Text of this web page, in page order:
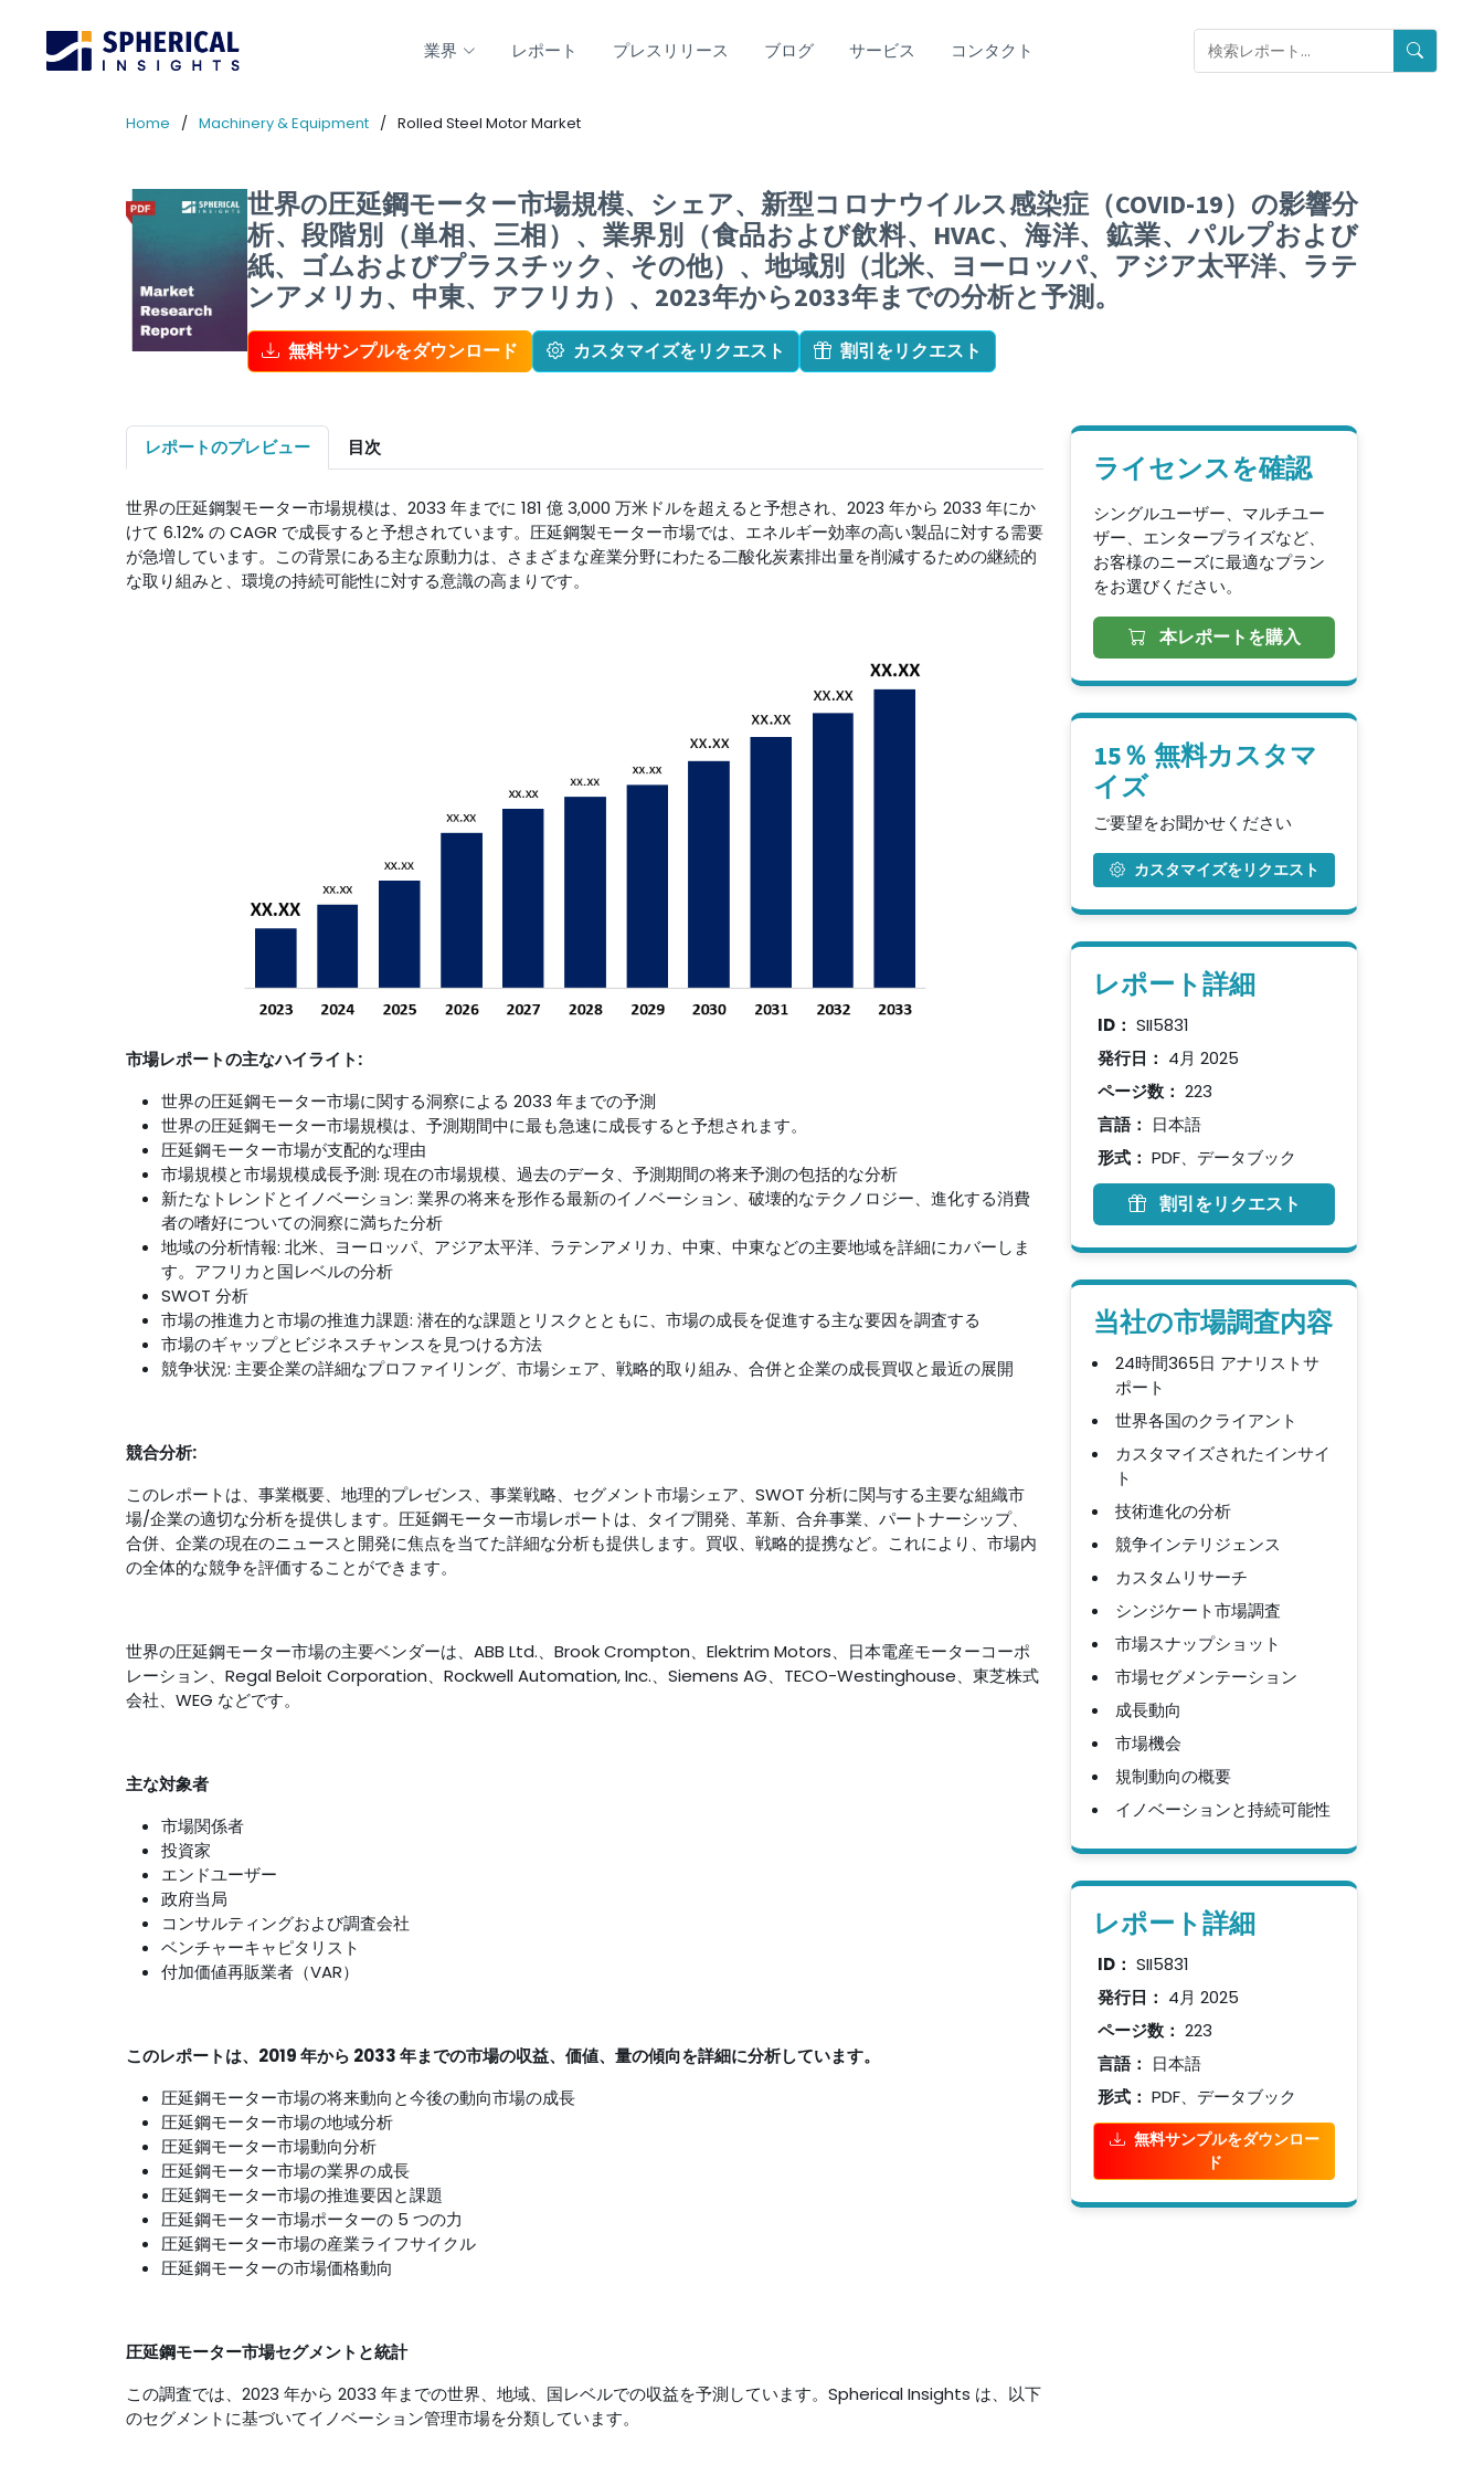
業界 レポート プレスリリース ブログ サービス コンタクト
Home Machinery & Equipment Rolled Steel Motor Market
世界の圧延鋼モーター市場規模、シェア、新型コロナウイルス感染症（COVID-19）の影響分
析、段階別（単相、三相）、業界別（食品および飲料、HVAC、海洋、鉱業、パルプおよび
紙、ゴムおよびプラスチック、その他）、地域別（北米、ヨーロッパ、アジア太平洋、ラテ
ンアメリカ、中東、アフリカ）、2023年から2033年までの分析と予測。
無料サンプルをダウンロード カスタマイズをリクエスト 割引をリクエスト
レポートのプレビュー 目次
世界の圧延鋼製モーター市場規模は、2033 年までに 181 億 3,000 万米ドルを超えると予想され、2023 年から 2033 年にか
けて 6.12% の CAGR で成長すると予想されています。圧延鋼製モーター市場では、エネルギー効率の高い製品に対する需要
が急増しています。この背景にある主な原動力は、さまざまな産業分野にわたる二酸化炭素排出量を削減するための継続的
な取り組みと、環境の持続可能性に対する意識の高まりです。
市場レポートの主なハイライト:
世界の圧延鋼モーター市場に関する洞察による 2033 年までの予測
世界の圧延鋼モーター市場規模は、予測期間中に最も急速に成長すると予想されます。
圧延鋼モーター市場が支配的な理由
市場規模と市場規模成長予測: 現在の市場規模、過去のデータ、予測期間の将来予測の包括的な分析
新たなトレンドとイノベーション: 業界の将来を形作る最新のイノベーション、破壊的なテクノロジー、進化する消費
者の嗜好についての洞察に満ちた分析
地域の分析情報: 北米、ヨーロッパ、アジア太平洋、ラテンアメリカ、中東、中東などの主要地域を詳細にカバーしま
す。アフリカと国レベルの分析
SWOT 分析
市場の推進力と市場の推進力課題: 潜在的な課題とリスクとともに、市場の成長を促進する主な要因を調査する
市場のギャップとビジネスチャンスを見つける方法
競争状況: 主要企業の詳細なプロファイリング、市場シェア、戦略的取り組み、合併と企業の成長買収と最近の展開
競合分析:
このレポートは、事業概要、地理的プレゼンス、事業戦略、セグメント市場シェア、SWOT 分析に関与する主要な組織市
場/企業の適切な分析を提供します。圧延鋼モーター市場レポートは、タイプ開発、革新、合弁事業、パートナーシップ、
合併、企業の現在のニュースと開発に焦点を当てた詳細な分析も提供します。買収、戦略的提携など。これにより、市場内
の全体的な競争を評価することができます。
世界の圧延鋼モーター市場の主要ベンダーは、ABB Ltd.、Brook Crompton、Elektrim Motors、日本電産モーターコーポ
レーション、Regal Beloit Corporation、Rockwell Automation, Inc.、Siemens AG、TECO-Westinghouse、東芝株式
会社、WEG などです。
主な対象者
市場関係者
投資家
エンドユーザー
政府当局
コンサルティングおよび調査会社
ベンチャーキャピタリスト
付加価値再販業者（VAR）
このレポートは、2019 年から 2033 年までの市場の収益、価値、量の傾向を詳細に分析しています。
圧延鋼モーター市場の将来動向と今後の動向市場の成長
圧延鋼モーター市場の地域分析
圧延鋼モーター市場動向分析
圧延鋼モーター市場の業界の成長
圧延鋼モーター市場の推進要因と課題
圧延鋼モーター市場ポーターの 5 つの力
圧延鋼モーター市場の産業ライフサイクル
圧延鋼モーターの市場価格動向
圧延鋼モーター市場セグメントと統計
この調査では、2023 年から 2033 年までの世界、地域、国レベルでの収益を予測しています。Spherical Insights は、以下
のセグメントに基づいてイノベーション管理市場を分類しています。
ライセンスを確認
シングルユーザー、マルチユー
ザー、エンタープライズなど、
お客様のニーズに最適なプラン
をお選びください。
本レポートを購入
15％ 無料カスタマ
イズ
ご要望をお聞かせください
カスタマイズをリクエスト
レポート詳細
ID： SII5831
発行日： 4月 2025
ページ数： 223
言語： 日本語
形式： PDF、データブック
割引をリクエスト
当社の市場調査内容
24時間365日 アナリストサ
ポート
世界各国のクライアント
カスタマイズされたインサイ
ト
技術進化の分析
競争インテリジェンス
カスタムリサーチ
シンジケート市場調査
市場スナップショット
市場セグメンテーション
成長動向
市場機会
規制動向の概要
イノベーションと持続可能性
レポート詳細
ID： SII5831
発行日： 4月 2025
ページ数： 223
言語： 日本語
形式： PDF、データブック
無料サンプルをダウンロー
ド